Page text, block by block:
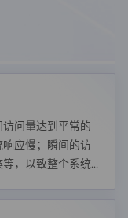
问量达到平常的
应慢；瞬间的访
，以致整个系统